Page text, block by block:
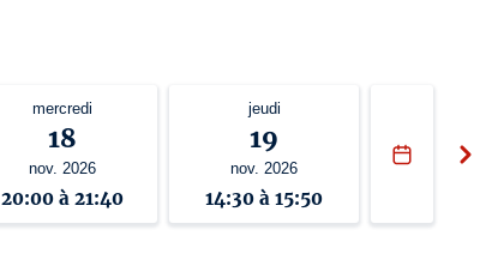
mercredi
18
nov. 2026
20:00 à 21:40
jeudi
19
nov. 2026
14:30 à 15:50